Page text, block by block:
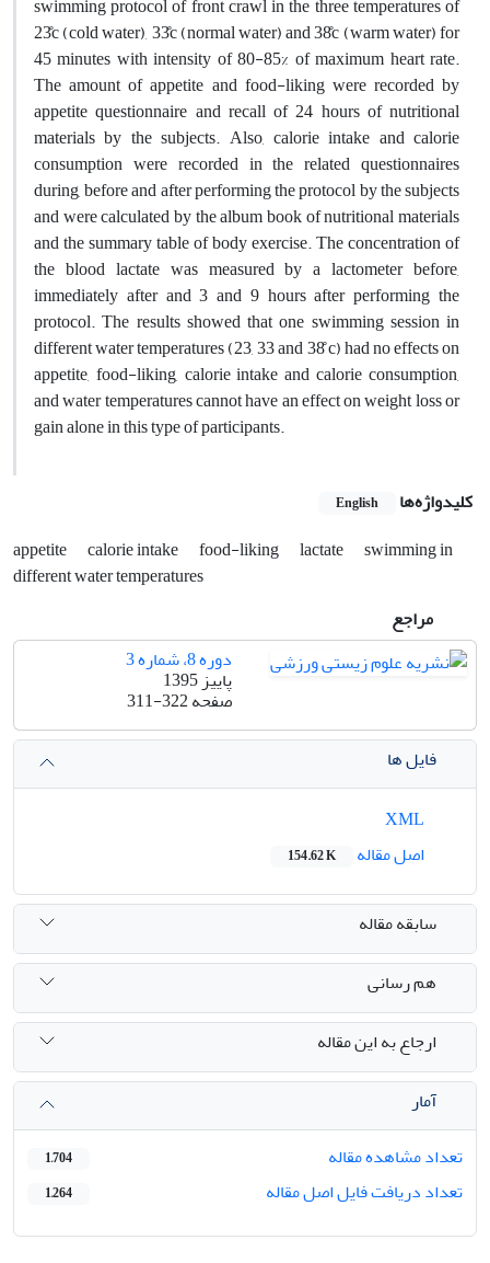
23̊c (cold water), 33̊c (normal water) and 38̊c (warm water) for
45 minutes with intensity of 80-85% of maximum heart rate.
The amount of appetite and food-liking were recorded by
appetite questionnaire and recall of 24 hours of nutritional
materials by the subjects. Also, calorie intake and calorie
consumption were recorded in the related questionnaires
during, before and after performing the protocol by the subjects
and were calculated by the album book of nutritional materials
and the summary table of body exercise. The concentration of
the blood lactate was measured by a lactometer before,
immediately after and 3 and 9 hours after performing the
protocol. The results showed that one swimming session in
different water temperatures (23, 33 and 38̊ c) had no effects on
appetite, food-liking, calorie intake and calorie consumption,
and water temperatures cannot have an effect on weight loss or
gain alone in this type of participants.
کلیدواژه‌ها English
appetite calorie intake food-liking lactate
swimming in
different water temperatures
مراجع
دوره 8، شماره 3
پاییز 1395
صفحه311-322
فایل ها
اصل مقاله
154.62 K
سابقه مقاله
هم رسانی
ارجاع به این مقاله
آمار
تعداد مشاهده مقاله
1,704
تعداد دریافت فایل اصل مقاله 1,264